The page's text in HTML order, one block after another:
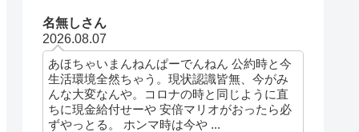
名無しさん
2026.08.07
あほちゃいまんねんぱーでんねん 公約時と今
生活環境全然ちゃう。現状認識皆無、今がみ
んな大変なんや。コロナの時と同じように直
ちに現金給付せーや 安倍マリオがおったら必
ずやっとる。 ホンマ時は今や ...